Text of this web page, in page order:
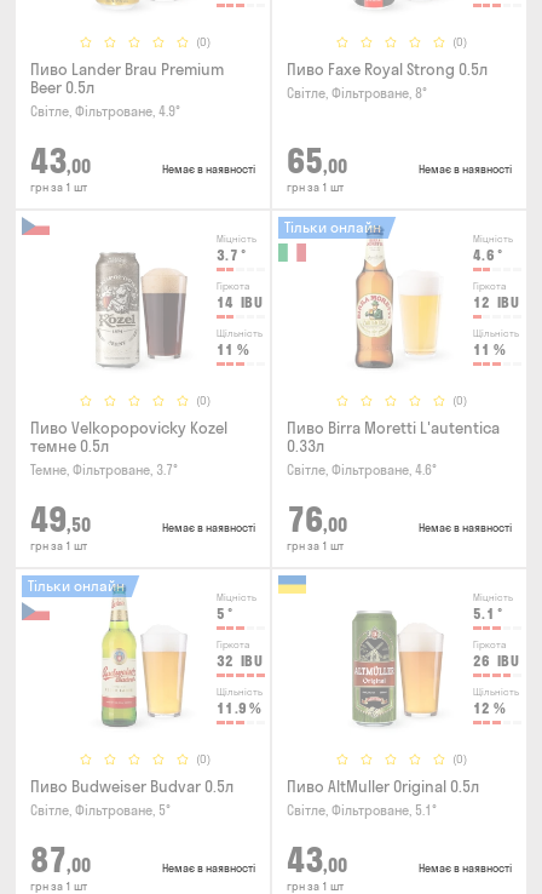
(0)
Пиво Lander Brau Premium
Beer 0.5л
Світле, Фільтроване, 4.9°
43,00
грн за 1 шт
Немає в наявності
(0)
Пиво Faxe Royal Strong 0.5л
Світле, Фільтроване, 8°
65,00
грн за 1 шт
Немає в наявності
Міцність
3.7 °
Гіркота
14 IBU
Щільність
11 %
(0)
Пиво Velkopopovicky Kozel
темне 0.5л
Темне, Фільтроване, 3.7°
49,50
грн за 1 шт
Немає в наявності
Міцність
4.6 °
Гіркота
12 IBU
Щільність
11 %
(0)
Тільки онлайн
Пиво Birra Moretti L'autentica
0.33л
Світле, Фільтроване, 4.6°
76,00
грн за 1 шт
Немає в наявності
Міцність
5 °
Гіркота
32 IBU
Щільність
11.9 %
(0)
Тільки онлайн
Пиво Budweiser Budvar 0.5л
Світле, Фільтроване, 5°
87,00
грн за 1 шт
Немає в наявності
Міцність
5.1 °
Гіркота
26 IBU
Щільність
12 %
(0)
Пиво AltMuller Original 0.5л
Світле, Фільтроване, 5.1°
43,00
грн за 1 шт
Немає в наявності